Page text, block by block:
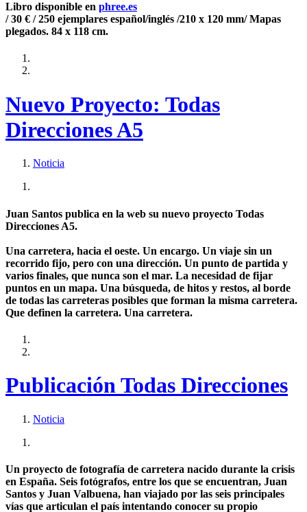
Libro disponible en phree.es
/ 30 € / 250 ejemplares español/inglés /210 x 120 mm/ Mapas
plegados. 84 x 118 cm.
Nuevo Proyecto: Todas
Direcciones A5
Noticia
Juan Santos publica en la web su nuevo proyecto Todas
Direcciones A5.
Una carretera, hacia el oeste. Un encargo. Un viaje sin un
recorrido fijo, pero con una dirección. Un punto de partida y
varios finales, que nunca son el mar. La necesidad de fijar
puntos en un mapa. Una búsqueda, de hitos y restos, al borde
de todas las carreteras posibles que forman la misma carretera.
Que definen la carretera. Una carretera.
Publicación Todas Direcciones
Noticia
Un proyecto de fotografía de carretera nacido durante la crisis
en España. Seis fotógrafos, entre los que se encuentran, Juan
Santos y Juan Valbuena, han viajado por las seis principales
vías que articulan el país intentando conocer su propio